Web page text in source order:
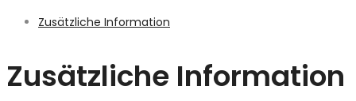
Zusätzliche Information
Zusätzliche Information